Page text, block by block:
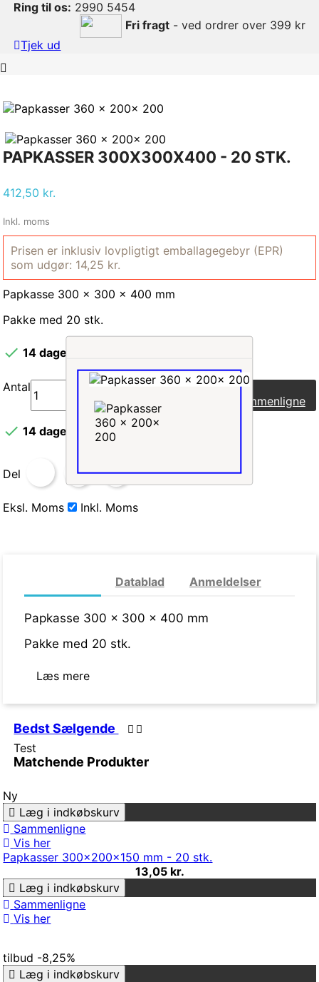
Ring til os: 2990 5454
Fri fragt- ved ordrer over 399 kr
Tjek ud
PAPKASSER 300X300X400 - 20 STK.
412,50 kr.
Inkl. moms
Prisen er inklusiv lovpligtigt emballagegebyr (EPR)
som udgør: 14,25 kr.
Papkasse 300 x 300 x 400 mm
Pakke med 20 stk.
 14 dages leveringstid
Antal
Sammenligne
 14 dages leveringstid
Del
Eksl. Moms Inkl. Moms
Datablad Anmeldelser
Papkasse 300 x 300 x 400 mm
Pakke med 20 stk.
Læs mere
Bedst Sælgende
Test
Matchende Produkter
Ny
Læg i indkøbskurv
Sammenligne
Vis her
Papkasser 300x200x150 mm - 20 stk.
13,05 kr.
Læg i indkøbskurv
Sammenligne
Vis her
tilbud -8,25%
Læg i indkøbskurv